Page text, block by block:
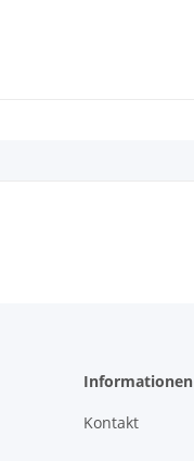
Informationen
Kontakt